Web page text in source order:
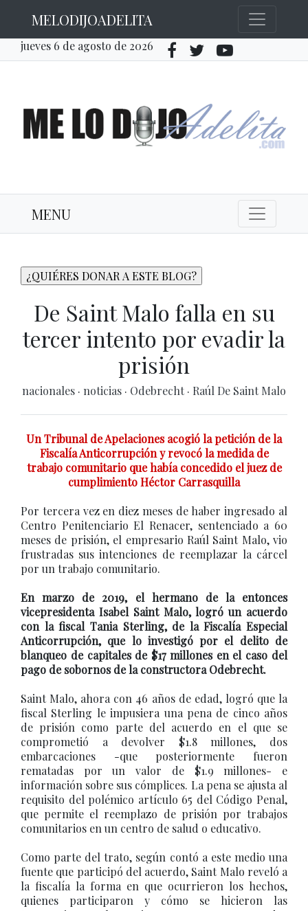
MELODIJOADELITA
jueves 6 de agosto de 2026
MENU
De Saint Malo falla en su
tercer intento por evadir la
prisión
nacionales · noticias · Odebrecht · Raúl De Saint Malo
Un Tribunal de Apelaciones acogió la petición de la
Fiscalía Anticorrupción y revocó la medida de
trabajo comunitario que había concedido el juez de
cumplimiento Héctor Carrasquilla
Por tercera vez en diez meses de haber ingresado al
Centro Penitenciario El Renacer, sentenciado a 60
meses de prisión, el empresario Raúl Saint Malo, vio
frustradas sus intenciones de reemplazar la cárcel
por un trabajo comunitario.
En marzo de 2019, el hermano de la entonces
vicepresidenta Isabel Saint Malo, logró un acuerdo
con la fiscal Tania Sterling, de la Fiscalía Especial
Anticorrupción, que lo investigó por el delito de
blanqueo de capitales de $17 millones en el caso del
pago de sobornos de la constructora Odebrecht.
Saint Malo, ahora con 46 años de edad, logró que la
fiscal Sterling le impusiera una pena de cinco años
de prisión como parte del acuerdo en el que se
comprometió a devolver $1.8 millones, dos
embarcaciones -que posteriormente fueron
rematadas por un valor de $1.9 millones- e
información sobre sus cómplices. La pena se ajusta al
requisito del polémico artículo 65 del Código Penal,
que permite el reemplazo de prisión por trabajos
comunitarios en un centro de salud o educativo.
Como parte del trato, según contó a este medio una
fuente que participó del acuerdo, Saint Malo reveló a
la fiscalía la forma en que ocurrieron los hechos,
quienes participaron y cómo se hicieron las